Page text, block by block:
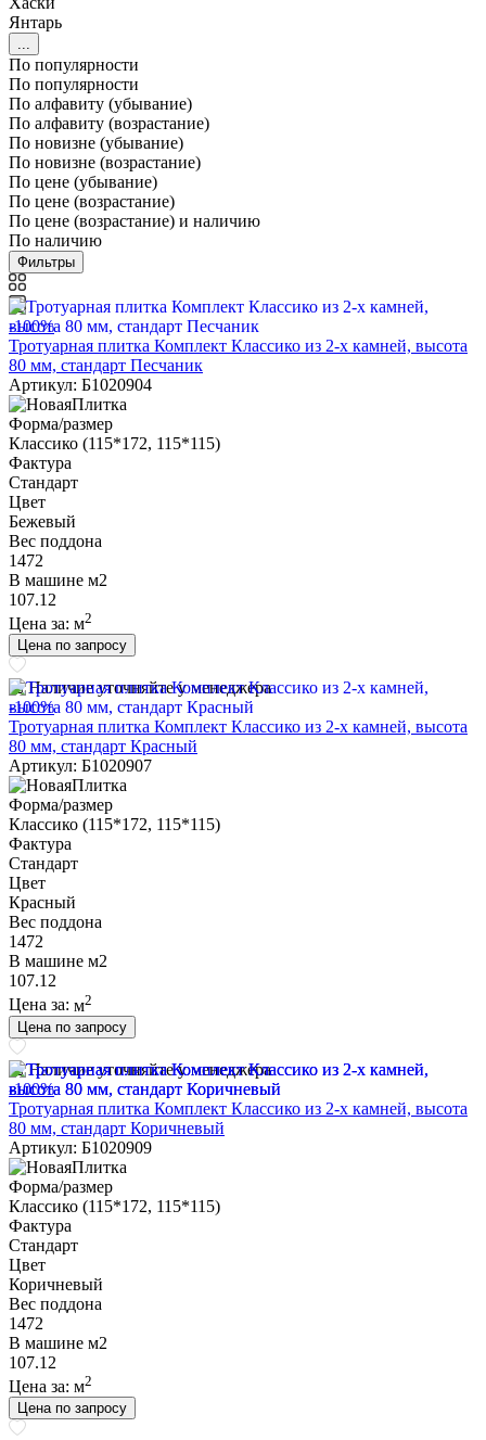
Янтарь
...
По популярности
По популярности
По алфавиту (убывание)
По алфавиту (возрастание)
По новизне (убывание)
По новизне (возрастание)
По цене (убывание)
По цене (возрастание)
По цене (возрастание) и наличию
По наличию
Фильтры
-100%
Тротуарная плитка Комплект Классико из 2-х камней, высота
80 мм, стандарт Песчаник
Артикул: Б1020904
Форма/размер
Классико (115*172, 115*115)
Фактура
Стандарт
Цвет
Бежевый
Вес поддона
1472
В машине м2
107.12
Цена за: м2
Цена по запросу
Наличие уточняйте у менеджера
-100%
Тротуарная плитка Комплект Классико из 2-х камней, высота
80 мм, стандарт Красный
Артикул: Б1020907
Форма/размер
Классико (115*172, 115*115)
Фактура
Стандарт
Цвет
Красный
Вес поддона
1472
В машине м2
107.12
Цена за: м2
Цена по запросу
Наличие уточняйте у менеджера
-100%
Тротуарная плитка Комплект Классико из 2-х камней, высота
80 мм, стандарт Коричневый
Артикул: Б1020909
Форма/размер
Классико (115*172, 115*115)
Фактура
Стандарт
Цвет
Коричневый
Вес поддона
1472
В машине м2
107.12
Цена за: м2
Цена по запросу